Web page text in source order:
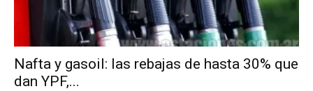
Nafta y gasoil: las rebajas de hasta 30% que
dan YPF,...